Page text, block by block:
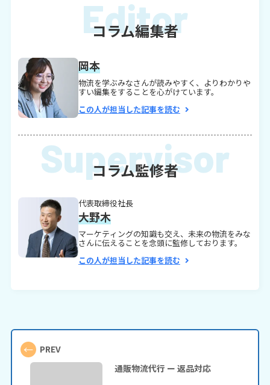
コラム編集者
岡本
物流を学ぶみなさんが読みやすく、よりわかりや
すい編集をすることを心がけています。
この人が担当した記事を読む
コラム監修者
代表取締役社長
大野木
マーケティングの知識も交え、未来の物流をみな
さんに伝えることを念頭に監修しております。
この人が担当した記事を読む
PREV
←
通販物流代行 ー 返品対応